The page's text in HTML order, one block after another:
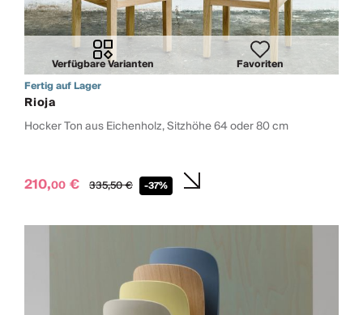
Verfügbare Varianten
Favoriten
Fertig auf Lager
Rioja
Hocker Ton aus Eichenholz, Sitzhöhe 64 oder 80 cm
210,00 € 335,50€ -37%